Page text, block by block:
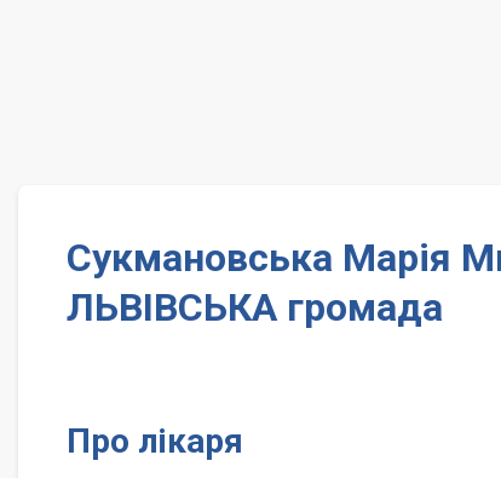
Сукмановська Марія
ЛЬВІВСЬКА громада
Про лікаря